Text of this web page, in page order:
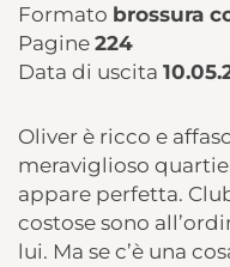
Formato brossura
Pagine 224
Data di uscita
Oliver è ricco e
meraviglioso
appare perfetta.
costose sono
lui. Ma se c’è una